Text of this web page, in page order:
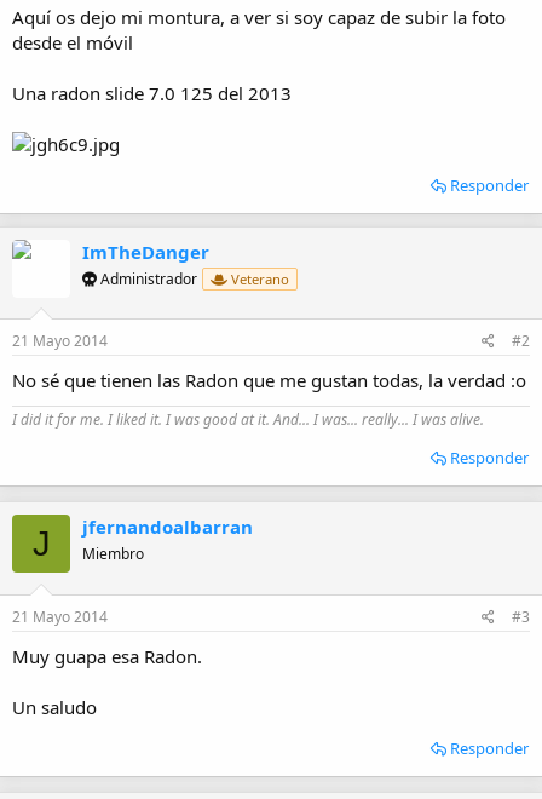
i
o
Aquí os dejo mi montura, a ver si soy capaz de subir la foto
desde el móvil
Una radon slide 7.0 125 del 2013
Responder
ImTheDanger
Administrador Veterano
21 Mayo 2014 #2
No sé que tienen las Radon que me gustan todas, la verdad :o
I did it for me. I liked it. I was good at it. And... I was... really... I was alive.
Responder
J jfernandoalbarran
Miembro
21 Mayo 2014 #3
Muy guapa esa Radon.
Un saludo
Responder